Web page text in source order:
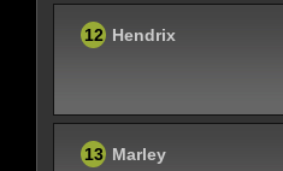
12 Hendrix
13 Marley